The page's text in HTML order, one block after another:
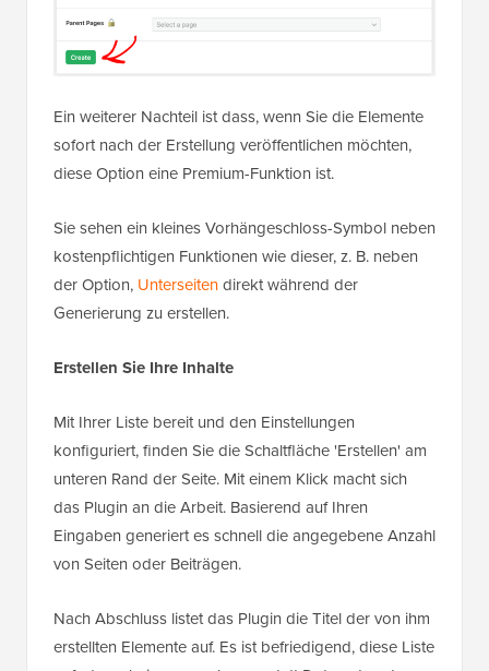
Ein weiterer Nachteil ist dass, wenn Sie die Elemente
sofort nach der Erstellung veröffentlichen möchten,
diese Option eine Premium-Funktion ist.
Sie sehen ein kleines Vorhängeschloss-Symbol neben
kostenpflichtigen Funktionen wie dieser, z. B. neben
der Option, Unterseitendirekt während der
Generierung zu erstellen.
Erstellen Sie Ihre Inhalte
Mit Ihrer Liste bereit und den Einstellungen
konfiguriert, finden Sie die Schaltfläche 'Erstellen' am
unteren Rand der Seite. Mit einem Klick macht sich
das Plugin an die Arbeit. Basierend auf Ihren
Eingaben generiert es schnell die angegebene Anzahl
von Seiten oder Beiträgen.
Nach Abschluss listet das Plugin die Titel der von ihm
erstellten Elemente auf. Es ist befriedigend, diese Liste